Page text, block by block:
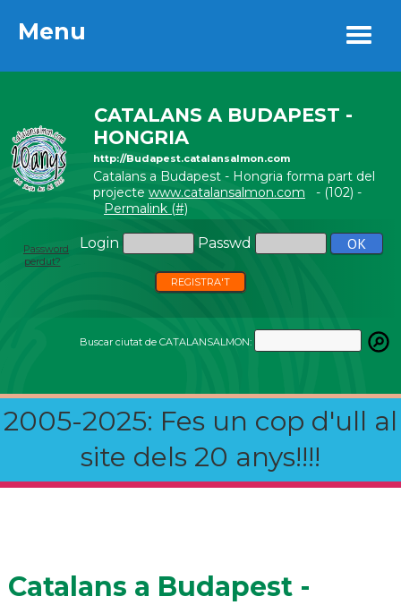
Menu
CATALANS A BUDAPEST -
HONGRIA
http://Budapest.catalansalmon.com
Catalans a Budapest - Hongria forma part del
projecte www.catalansalmon.com - (102) -
Permalink (#)
Login Passwd
Password
perdut?
REGISTRA'T
Buscar ciutat de CATALANSALMON:
2005-2025: Fes un cop d'ull al
site dels 20 anys!!!!
Menu
Catalans a Budapest -